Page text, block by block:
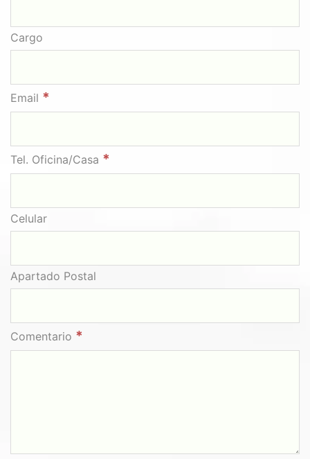
Cargo
Email *
Tel. Oficina/Casa *
Celular
Apartado Postal
Comentario *